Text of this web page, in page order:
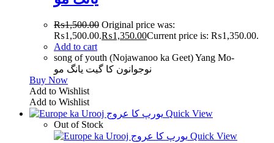
₨1,500.00 Original price was:
₨1,500.00.₨1,350.00Current price is: ₨1,350.00.
Add to cart
song of youth (Nojawanoo ka Geet) Yang Mo-
نوجوانون کا گیت یانگ مو
Buy Now
Add to Wishlist
Add to Wishlist
Quick View
Out of Stock
Quick View